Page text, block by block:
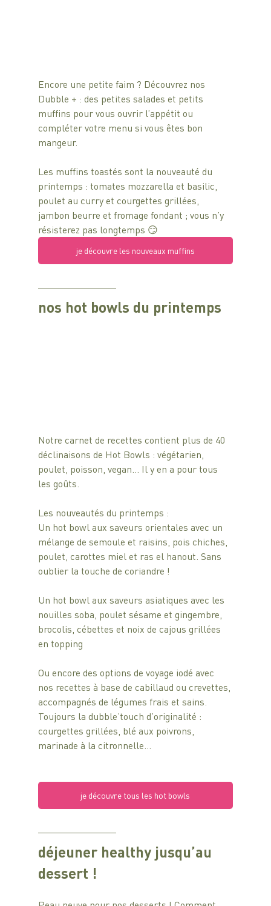
Encore une petite faim ? Découvrez nos
Dubble + : des petites salades et petits
muffins pour vous ouvrir l’appétit ou
compléter votre menu si vous êtes bon
mangeur.
Les muffins toastés sont la nouveauté du
printemps : tomates mozzarella et basilic,
poulet au curry et courgettes grillées,
jambon beurre et fromage fondant ; vous n’y
résisterez pas longtemps 😏
je découvre les nouveaux muffins
nos hot bowls du printemps
Notre carnet de recettes contient plus de 40
déclinaisons de Hot Bowls : végétarien,
poulet, poisson, vegan… Il y en a pour tous
les goûts.
Les nouveautés du printemps :
Un hot bowl aux saveurs orientales avec un
mélange de semoule et raisins, pois chiches,
poulet, carottes miel et ras el hanout. Sans
oublier la touche de coriandre !
Un hot bowl aux saveurs asiatiques avec les
nouilles soba, poulet sésame et gingembre,
brocolis, cébettes et noix de cajous grillées
en topping
Ou encore des options de voyage iodé avec
nos recettes à base de cabillaud ou crevettes,
accompagnés de légumes frais et sains.
Toujours la dubble’touch d’originalité :
courgettes grillées, blé aux poivrons,
marinade à la citronnelle…
je découvre tous les hot bowls
déjeuner healthy jusqu’au
dessert !